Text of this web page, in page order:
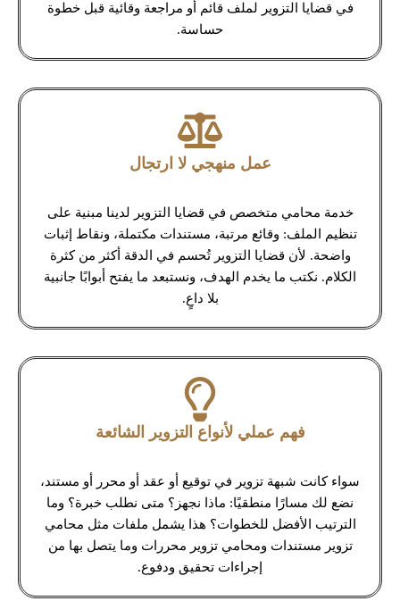
في قضايا التزوير لملف قائم أو مراجعة وقائية قبل خطوة
حساسة.
عمل منهجي لا ارتجال
خدمة محامي متخصص في قضايا التزوير لدينا مبنية على
تنظيم الملف: وقائع مرتبة، مستندات مكتملة، ونقاط إثبات
واضحة. لأن قضايا التزوير تُحسم في الدقة أكثر من كثرة
الكلام. نكتب ما يخدم الهدف، ونستبعد ما يفتح أبوابًا جانبية
بلا داعٍ.
فهم عملي لأنواع التزوير الشائعة
سواء كانت شبهة تزوير في توقيع أو عقد أو محرر أو مستند،
نضع لك مسارًا منطقيًا: ماذا نجهز؟ متى نطلب خبرة؟ وما
الترتيب الأفضل للخطوات؟ هذا يشمل ملفات مثل محامي
تزوير مستندات ومحامي تزوير محررات وما يتصل بها من
إجراءات تحقيق ودفوع.